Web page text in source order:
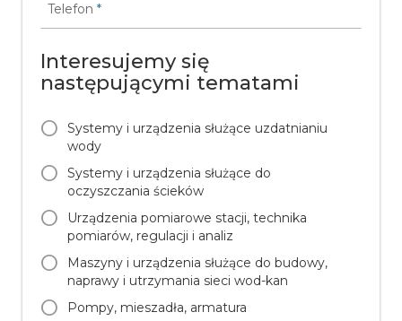
Telefon *
Interesujemy się
następującymi tematami
Systemy i urządzenia służące uzdatnianiu
wody
Systemy i urządzenia służące do
oczyszczania ścieków
Urządzenia pomiarowe stacji, technika
pomiarów, regulacji i analiz
Maszyny i urządzenia służące do budowy,
naprawy i utrzymania sieci wod-kan
Pompy, mieszadła, armatura